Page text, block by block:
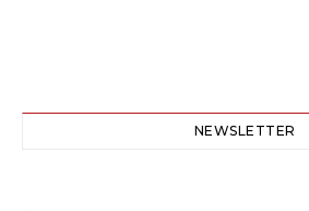
NEWSLETTER